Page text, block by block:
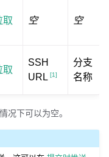
取
空 空
取
SSH
URL [1]
分支
名称
况下可以为空。